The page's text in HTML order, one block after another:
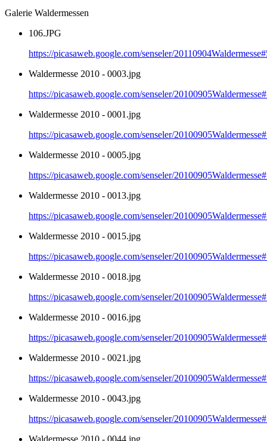
Galerie Waldermessen
106.JPG
https://picasaweb.google.com/senseler/
Waldermesse 2010 - 0003.jpg
https://picasaweb.google.com/senseler/
Waldermesse 2010 - 0001.jpg
https://picasaweb.google.com/senseler/
Waldermesse 2010 - 0005.jpg
https://picasaweb.google.com/senseler/
Waldermesse 2010 - 0013.jpg
https://picasaweb.google.com/senseler/
Waldermesse 2010 - 0015.jpg
https://picasaweb.google.com/senseler/
Waldermesse 2010 - 0018.jpg
https://picasaweb.google.com/senseler/
Waldermesse 2010 - 0016.jpg
https://picasaweb.google.com/senseler/
Waldermesse 2010 - 0021.jpg
https://picasaweb.google.com/senseler/
Waldermesse 2010 - 0043.jpg
https://picasaweb.google.com/senseler/